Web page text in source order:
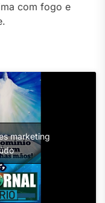
com fogo e
marketing